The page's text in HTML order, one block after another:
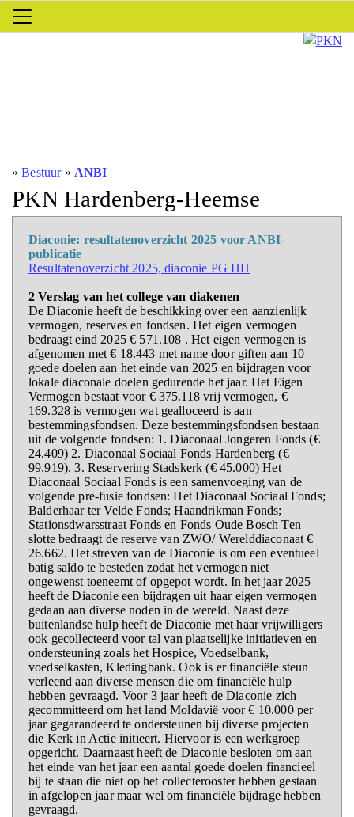
»Bestuur» ANBI
PKN Hardenberg-Heemse
Diaconie: resultatenoverzicht 2025 voor ANBI-
publicatie
Resultatenoverzicht 2025, diaconie PG HH
2 Verslag van het college van diakenen
De Diaconie heeft de beschikking over een aanzienlijk
vermogen, reserves en fondsen. Het eigen vermogen
bedraagt eind 2025 € 571.108 . Het eigen vermogen is
afgenomen met € 18.443 met name door giften aan 10
goede doelen aan het einde van 2025 en bijdragen voor
lokale diaconale doelen gedurende het jaar. Het Eigen
Vermogen bestaat voor € 375.118 vrij vermogen, €
169.328 is vermogen wat gealloceerd is aan
bestemmingsfondsen. Deze bestemmingsfondsen bestaan
uit de volgende fondsen: 1. Diaconaal Jongeren Fonds (€
24.409) 2. Diaconaal Sociaal Fonds Hardenberg (€
99.919). 3. Reservering Stadskerk (€ 45.000) Het
Diaconaal Sociaal Fonds is een samenvoeging van de
volgende pre-fusie fondsen: Het Diaconaal Sociaal Fonds;
Balderhaar ter Velde Fonds; Haandrikman Fonds;
Stationsdwarsstraat Fonds en Fonds Oude Bosch Ten
slotte bedraagt de reserve van ZWO/ Werelddiaconaat €
26.662. Het streven van de Diaconie is om een eventueel
batig saldo te besteden zodat het vermogen niet
ongewenst toeneemt of opgepot wordt. In het jaar 2025
heeft de Diaconie een bijdragen uit haar eigen vermogen
gedaan aan diverse noden in de wereld. Naast deze
buitenlandse hulp heeft de Diaconie met haar vrijwilligers
ook gecollecteerd voor tal van plaatselijke initiatieven en
ondersteuning zoals het Hospice, Voedselbank,
voedselkasten, Kledingbank. Ook is er financiële steun
verleend aan diverse mensen die om financiële hulp
hebben gevraagd. Voor 3 jaar heeft de Diaconie zich
gecommitteerd om het land Moldavië voor € 10.000 per
jaar gegarandeerd te ondersteunen bij diverse projecten
die Kerk in Actie initieert. Hiervoor is een werkgroep
opgericht. Daarnaast heeft de Diaconie besloten om aan
het einde van het jaar een aantal goede doelen financieel
bij te staan die niet op het collecterooster hebben gestaan
in afgelopen jaar maar wel om financiële bijdrage hebben
gevraagd.